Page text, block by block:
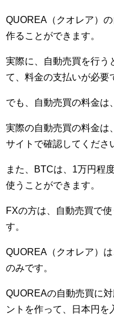
QUOREA（クオレア）
作ることができます。
実際に、自動売買を行う
て、料金の支払いが必要
でも、自動売買の料金は
実際の自動売買の料金は
サイトで確認してくださ
また、BTCは、1万円程
使うことができます。
FXの方は、自動売買で
す。
QUOREA（クオレア）
のみです。
QUOREAの自動売買に
ントを作って、日本円を